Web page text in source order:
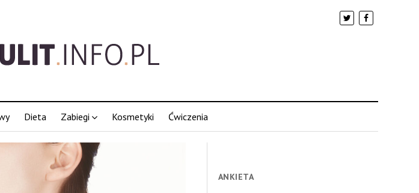
Dieta Zabiegi Kosmetyki Ćwiczenia
ANKIETA